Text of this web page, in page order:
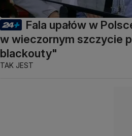
Fala upałów w
w wieczornym szczycie
blackouty"
TAK JEST